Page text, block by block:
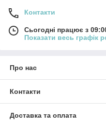
Контакти
Сьогодні працює з
Показати весь графік
Про нас
Контакти
Доставка та оплата